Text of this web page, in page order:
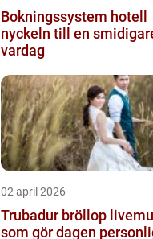
Bokningssystem hotell
nyckeln till en
vardag
02 april 2026
Trubadur bröllop livemusik
som gör dagen